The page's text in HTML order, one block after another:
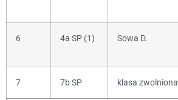
6 4a SP (1) Sowa D.
7 7b SP klasa zwolniona